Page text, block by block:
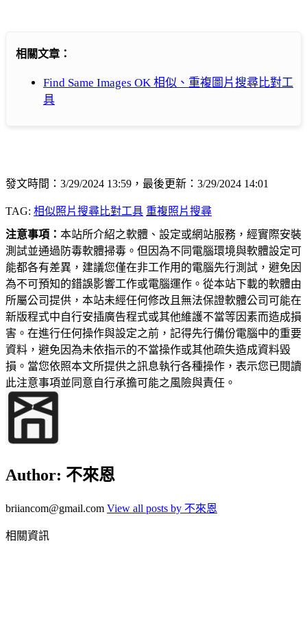
相關文章：
Find Same Images OK 相似、重複圖片搜尋比對工
具
發文時間：3/29/2024 13:59，最後更新：3/29/2024 14:01
TAG: 相似照片搜尋比對工具 重複照片搜尋
注意事項： 本站所介紹之軟體、設定或網站服務，經實際安裝
測試並通過防毒軟體掃毒。但因為不同電腦環境與軟體設定可
能都各有差異，建議您僅在非工作用的電腦先行測試，避免因
為不可預知的錯誤影響工作或電腦運作。從本站下載的軟體由
所屬公司提供，本站未經任何修改且無法保證軟體公司可能在
新版程式中自行安插廣告程式或其他維護不當等因素而造成損
害。在進行任何操作與設定之前，記得先行備份電腦中的重要
資料，避免因為未依指示的不當操作或其他疏失造成資料毀
損。當您依照本文所提供之訊息執行各種操作，表示您已閱讀
此注意事項並同意自行承擔可能之風險與責任。
Author: 不來恩
briiancom@gmail.com View all posts by 不來恩
相關資訊